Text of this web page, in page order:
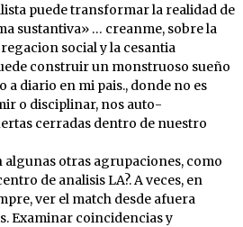
puede transformar la realidad de
sustantiva» … creanme, sobre la
social y la cesantia
construir un monstruoso sueño
a diario en mi pais., donde no es
o disciplinar, nos auto-
cerradas dentro de nuestro
otras agrupaciones, como
de analisis LA?. A veces, en
ver el match desde afuera
Examinar coincidencias y